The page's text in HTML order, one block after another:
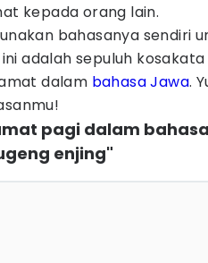
kepada orang lain.
bahasanya sendiri
adalah sepuluh kosakata
dalam bahasa Jawa.
pagi dalam
enjing"